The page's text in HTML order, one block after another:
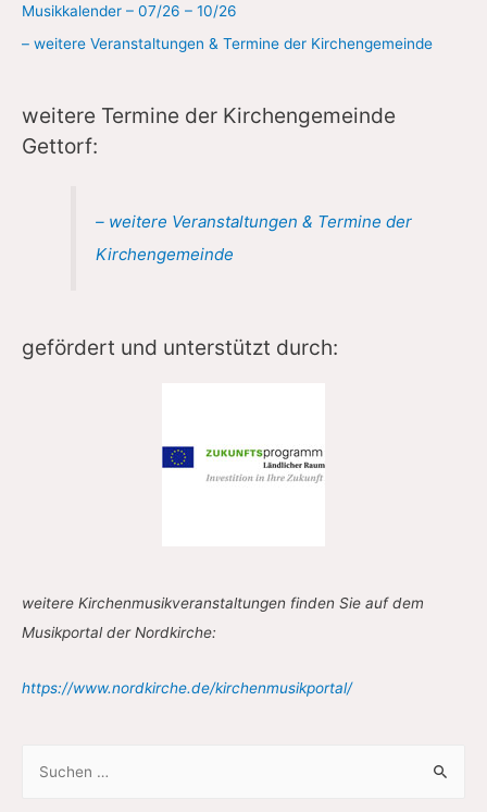
Musikkalender – 07/26 – 10/26
– weitere Veranstaltungen & Termine der Kirchengemeinde
weitere Termine der Kirchengemeinde
Gettorf:
– weitere Veranstaltungen & Termine der
Kirchengemeinde
gefördert und unterstützt durch:
weitere Kirchenmusikveranstaltungen finden Sie auf dem
Musikportal der Nordkirche:
https://www.nordkirche.de/kirchenmusikportal/